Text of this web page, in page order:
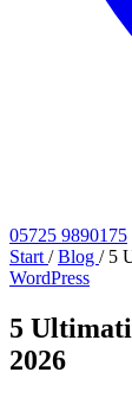
05725 9890175
Start / Blog / 5
WordPress
5
2026